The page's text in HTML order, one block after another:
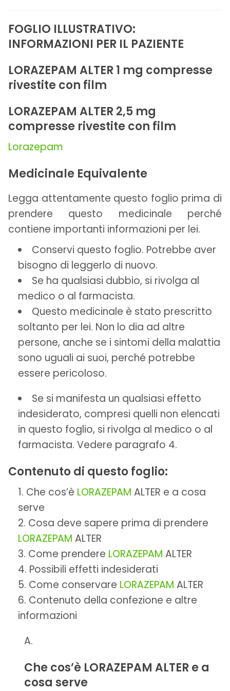
FOGLIO ILLUSTRATIVO:
INFORMAZIONI PER IL PAZIENTE
LORAZEPAM ALTER 1 mg compresse
rivestite con film
LORAZEPAM ALTER 2,5 mg
compresse rivestite con film
Lorazepam
Medicinale Equivalente
Legga attentamente questo foglio prima di
prendere questo medicinale perché
contiene importanti informazioni per lei.
Conservi questo foglio. Potrebbe aver
bisogno di leggerlo di nuovo.
Se ha qualsiasi dubbio, si rivolga al
medico o al farmacista.
Questo medicinale è stato prescritto
soltanto per lei. Non lo dia ad altre
persone, anche se i sintomi della malattia
sono uguali ai suoi, perché potrebbe
essere pericoloso.
Se si manifesta un qualsiasi effetto
indesiderato, compresi quelli non elencati
in questo foglio, si rivolga al medico o al
farmacista. Vedere paragrafo 4.
Contenuto di questo foglio:
Che cos’è LORAZEPAM ALTER e a cosa
serve
Cosa deve sapere prima di prendere
LORAZEPAM ALTER
Come prendere LORAZEPAM ALTER
Possibili effetti indesiderati
Come conservare LORAZEPAM ALTER
Contenuto della confezione e altre
informazioni
Che cos’è LORAZEPAM ALTER e a
cosa serve